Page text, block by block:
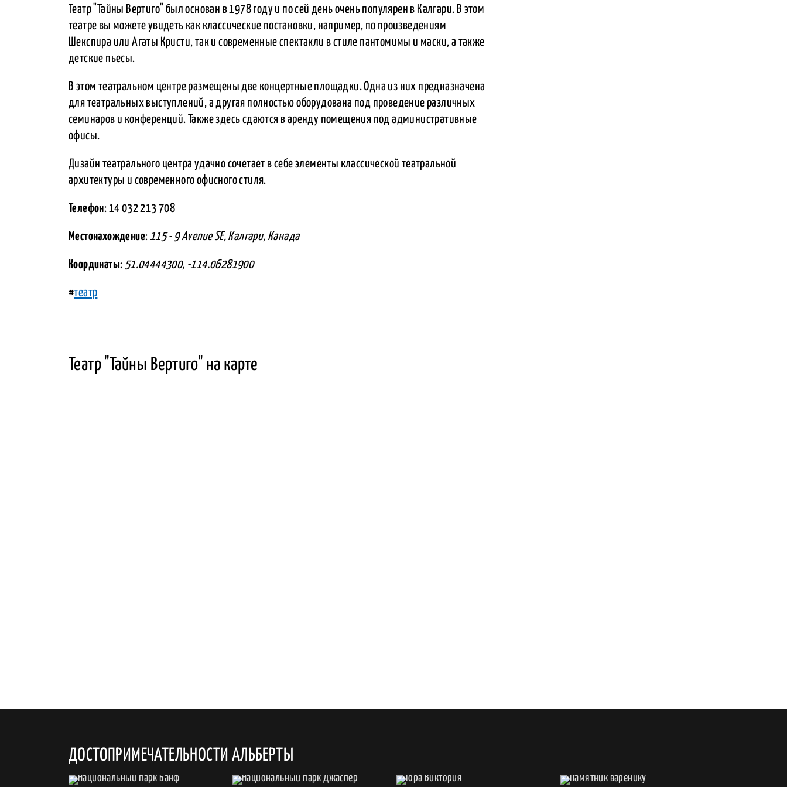
Театр "Тайны Вертиго" был основан в 1978 году и по сей день очень популярен в Калгари. В этом
театре вы можете увидеть как классические постановки, например, по произведениям
Шекспира или Агаты Кристи, так и современные спектакли в стиле пантомимы и маски, а также
детские пьесы.
В этом театральном центре размещены две концертные площадки. Одна из них предназначена
для театральных выступлений, а другая полностью оборудована под проведение различных
семинаров и конференций. Также здесь сдаются в аренду помещения под административные
офисы.
Дизайн театрального центра удачно сочетает в себе элементы классической театральной
архитектуры и современного офисного стиля.
Телефон: 14 032 213 708
Местонахождение: 115 - 9 Avenue SE, Калгари, Канада
Координаты: 51.04444300, -114.06281900
#театр
Театр "Тайны Вертиго" на карте
ДОСТОПРИМЕЧАТЕЛЬНОСТИ АЛЬБЕРТЫ